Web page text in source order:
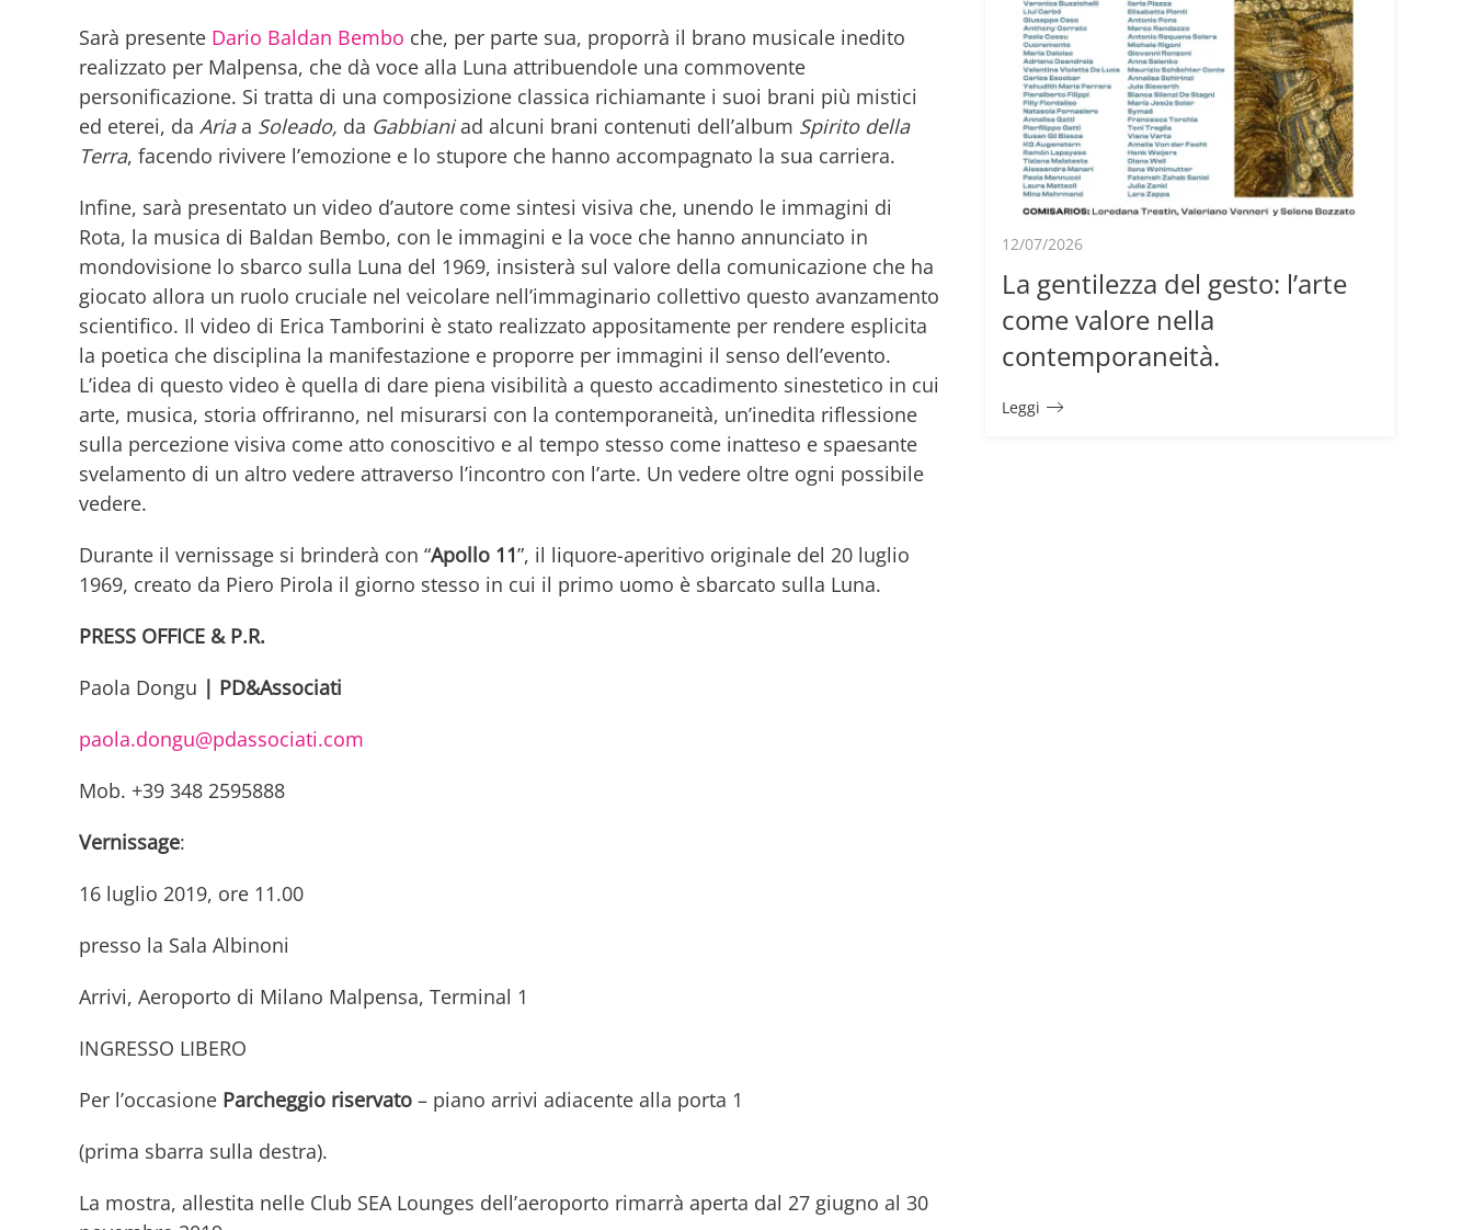
Sarà presente Dario Baldan Bembo che, per parte sua, proporrà il brano musicale inedito
realizzato per Malpensa, che dà voce alla Luna attribuendole una commovente
personificazione. Si tratta di una composizione classica richiamante i suoi brani più mistici
ed eterei, da Ariaa Soleado, da Gabbianiad alcuni brani contenuti dell’album Spirito della
Terra, facendo rivivere l’emozione e lo stupore che hanno accompagnato la sua carriera.
Infine, sarà presentato un video d’autore come sintesi visiva che, unendo le immagini di
Rota, la musica di Baldan Bembo, con le immagini e la voce che hanno annunciato in
mondovisione lo sbarco sulla Luna del 1969, insisterà sul valore della comunicazione che ha
giocato allora un ruolo cruciale nel veicolare nell’immaginario collettivo questo avanzamento
scientifico. Il video di Erica Tamborini è stato realizzato appositamente per rendere esplicita
la poetica che disciplina la manifestazione e proporre per immagini il senso dell’evento.
L’idea di questo video è quella di dare piena visibilità a questo accadimento sinestetico in cui
arte, musica, storia offriranno, nel misurarsi con la contemporaneità, un’inedita riflessione
sulla percezione visiva come atto conoscitivo e al tempo stesso come inatteso e spaesante
svelamento di un altro vedere attraverso l’incontro con l’arte. Un vedere oltre ogni possibile
vedere.
Durante il vernissage si brinderà con “Apollo 11”, il liquore-aperitivo originale del 20 luglio
1969, creato da Piero Pirola il giorno stesso in cui il primo uomo è sbarcato sulla Luna.
PRESS OFFICE & P.R.
Paola Dongu | PD&Associati
paola.dongu@pdassociati.com
Mob. +39 348 2595888
Vernissage:
16 luglio 2019, ore 11.00
presso la Sala Albinoni
Arrivi, Aeroporto di Milano Malpensa, Terminal 1
INGRESSO LIBERO
Per l’occasione Parcheggio riservato – piano arrivi adiacente alla porta 1
(prima sbarra sulla destra).
La mostra, allestita nelle Club SEA Lounges dell’aeroporto rimarrà aperta dal 27 giugno al 30
12/07/2026
La gentilezza del gesto: l’arte
come valore nella
contemporaneità.
Leggi